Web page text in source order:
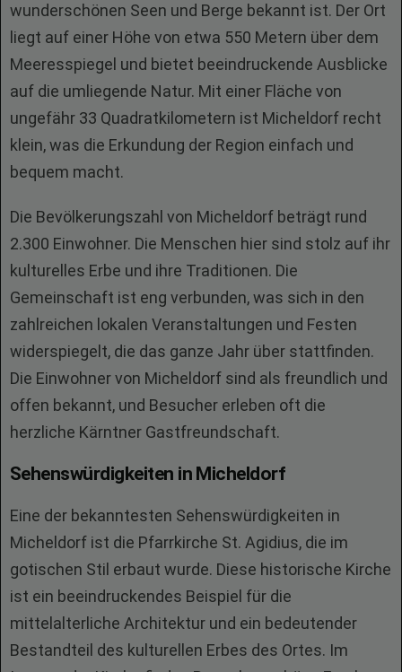
wunderschönen Seen und Berge bekannt ist. Der Ort
liegt auf einer Höhe von etwa 550 Metern über dem
Meeresspiegel und bietet beeindruckende Ausblicke
auf die umliegende Natur. Mit einer Fläche von
ungefähr 33 Quadratkilometern ist Micheldorf recht
klein, was die Erkundung der Region einfach und
bequem macht.
Die Bevölkerungszahl von Micheldorf beträgt rund
2.300 Einwohner. Die Menschen hier sind stolz auf ihr
kulturelles Erbe und ihre Traditionen. Die
Gemeinschaft ist eng verbunden, was sich in den
zahlreichen lokalen Veranstaltungen und Festen
widerspiegelt, die das ganze Jahr über stattfinden.
Die Einwohner von Micheldorf sind als freundlich und
offen bekannt, und Besucher erleben oft die
herzliche Kärntner Gastfreundschaft.
Sehenswürdigkeiten in Micheldorf
Eine der bekanntesten Sehenswürdigkeiten in
Micheldorf ist die Pfarrkirche St. Agidius, die im
gotischen Stil erbaut wurde. Diese historische Kirche
ist ein beeindruckendes Beispiel für die
mittelalterliche Architektur und ein bedeutender
Bestandteil des kulturellen Erbes des Ortes. Im